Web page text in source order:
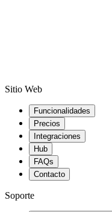
Sitio Web
Funcionalidades
Precios
Integraciones
Hub
FAQs
Contacto
Soporte